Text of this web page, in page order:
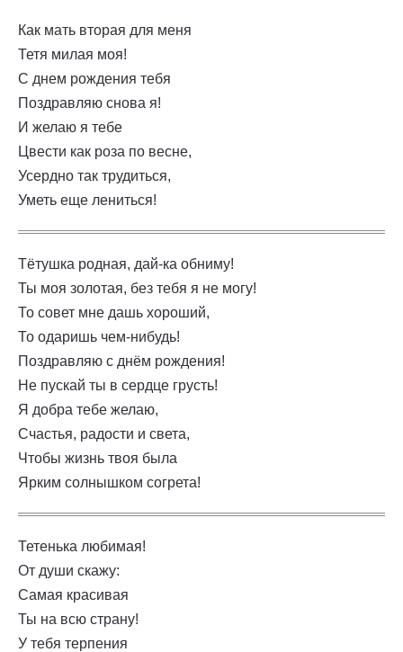
Как мать вторая для меня
Тетя милая моя!
С днем рождения тебя
Поздравляю снова я!
И желаю я тебе
Цвести как роза по весне,
Усердно так трудиться,
Уметь еще лениться!
Тётушка родная, дай-ка обниму!
Ты моя золотая, без тебя я не могу!
То совет мне дашь хороший,
То одаришь чем-нибудь!
Поздравляю с днём рождения!
Не пускай ты в сердце грусть!
Я добра тебе желаю,
Счастья, радости и света,
Чтобы жизнь твоя была
Ярким солнышком согрета!
Тетенька любимая!
От души скажу:
Самая красивая
Ты на всю страну!
У тебя терпения